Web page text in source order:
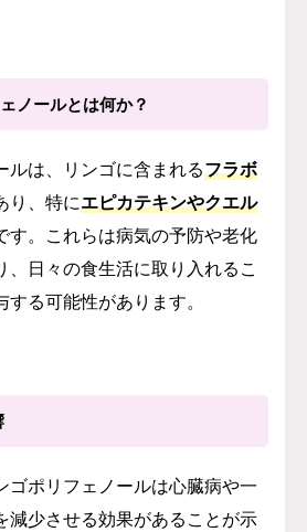
ノールとは何か？
ルは、リンゴに含まれるフラボ
り、特にエピカテキンやクエル
す。これらは病気の予防や老化
、日々の食生活に取り入れるこ
る可能性があります。
ゴポリフェノールは心臓病や一
減少させる効果があることが示